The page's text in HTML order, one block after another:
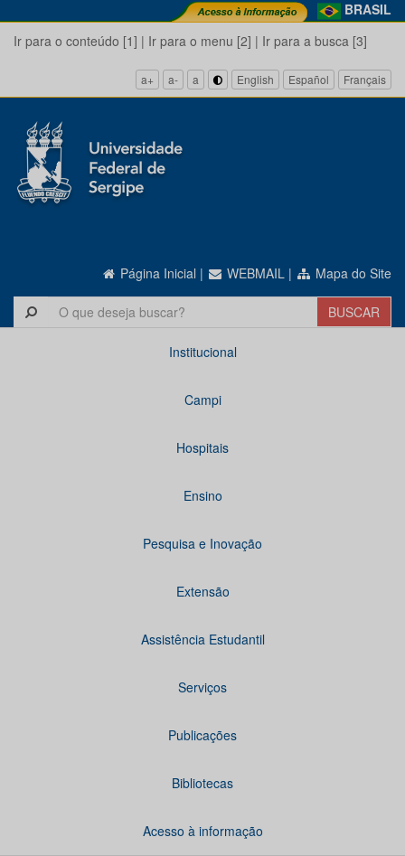
BRASIL
Ir para o conteúdo [1] | Ir para o menu [2] | Ir para a busca [3]
a+ a- a English Español Français
Página Inicial | WEBMAIL | Mapa do Site
Institucional
Campi
Hospitais
Ensino
Pesquisa e Inovação
Extensão
Assistência Estudantil
Serviços
Publicações
Bibliotecas
Acesso à informação